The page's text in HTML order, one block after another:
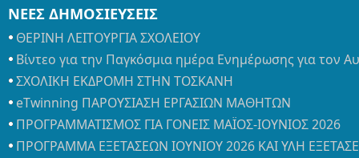
ΝΕΕΣ ΔΗΜΟΣΙΕΥΣΕΙΣ
ΘΕΡΙΝΗ ΛΕΙΤΟΥΡΓΙΑ ΣΧΟΛΕΙΟΥ
Βίντεο για την Παγκόσμια ημέρα Ενημέρωσης για τον
ΣΧΟΛΙΚΗ ΕΚΔΡΟΜΗ ΣΤΗΝ ΤΟΣΚΑΝΗ
eTwinning ΠΑΡΟΥΣΙΑΣΗ ΕΡΓΑΣΙΩΝ ΜΑΘΗΤΩΝ
ΠΡΟΓΡΑΜΜΑΤΙΣΜΟΣ ΓΙΑ ΓΟΝΕΙΣ ΜΑΪΟΣ-ΙΟΥΝΙΟΣ 2026
ΠΡΟΓΡΑΜΜΑ ΕΞΕΤΑΣΕΩΝ ΙΟΥΝΙΟΥ 2026 ΚΑΙ ΥΛΗ